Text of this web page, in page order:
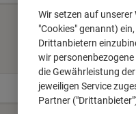
Briefwaage
Eine
Briefwaage
Päckchen
Wir setzen auf
"Cookies" genannt)
Drittanbietern
wir
die Gewährleistung
jeweiligen Service
Partner